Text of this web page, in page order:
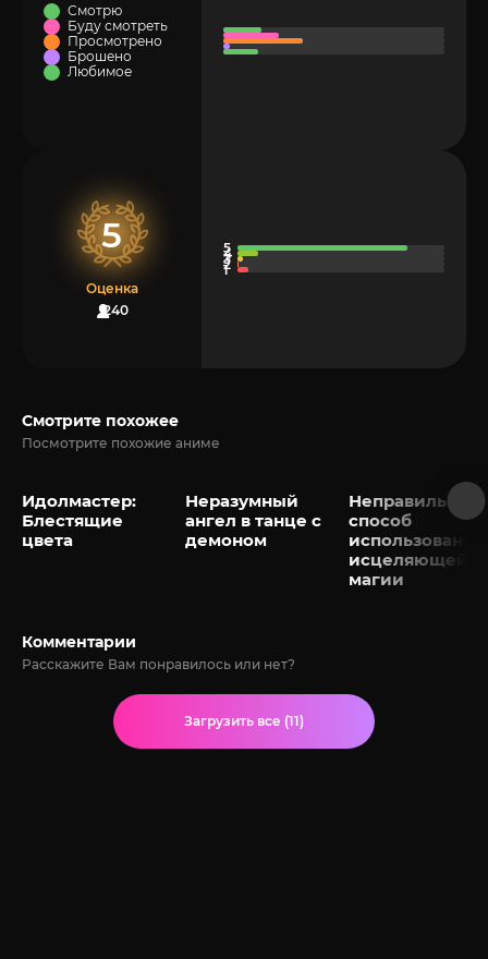
Смотрю
Буду смотреть
Просмотрено
Брошено
Любимое
5
Оценка
240
Смотрите похожее
Посмотрите похожие аниме
Идолмастер:
Блестящие
цвета
Неразумный
ангел в танце с
демоном
Неправильный
способ
использования
исцеляющей
магии
Комментарии
Расскажите Вам понравилось или нет?
Загрузить все (11)